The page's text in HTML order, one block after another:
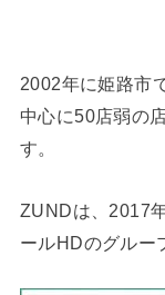
2002年に姫路市
中心に50店弱の
す。
ZUNDは、2017
ールHDのグルー